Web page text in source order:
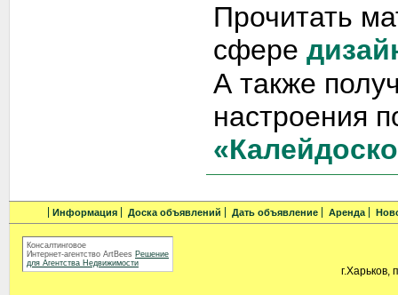
Прочитать
сфере
А также
настроения
Информация Доска объявлений Дать объявление Аренда
Консалтинговое
Интернет-агентство ArtBees Решение
для Агентства Недвижимости
г.Харьков,